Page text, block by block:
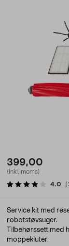
399,00
(inkl. moms)
4.0 (
Service kit med
robotstøvsuger.
Tilbehørssett med
moppekluter.